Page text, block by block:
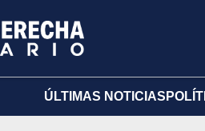
ÚLTIMAS NOTICIAS